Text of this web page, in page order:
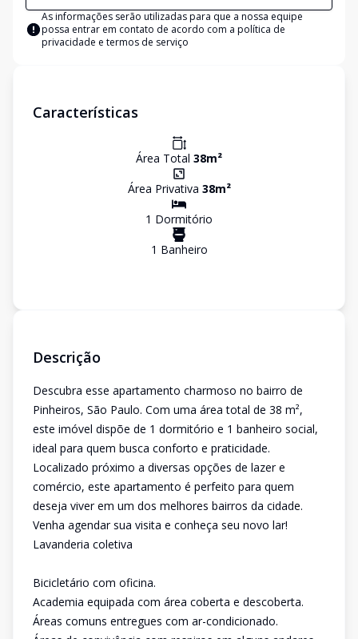
As informações serão utilizadas para que a nossa equipe
possa entrar em contato de acordo com a política de
privacidade e termos de serviço
Características
Área Total 38m²
Área Privativa 38m²
1 Dormitório
1 Banheiro
Descrição
Descubra esse apartamento charmoso no bairro de
Pinheiros, São Paulo. Com uma área total de 38 m²,
este imóvel dispõe de 1 dormitório e 1 banheiro social,
ideal para quem busca conforto e praticidade.
Localizado próximo a diversas opções de lazer e
comércio, este apartamento é perfeito para quem
deseja viver em um dos melhores bairros da cidade.
Venha agendar sua visita e conheça seu novo lar!
Lavanderia coletiva
Bicicletário com oficina.
Academia equipada com área coberta e descoberta.
Áreas comuns entregues com ar-condicionado.